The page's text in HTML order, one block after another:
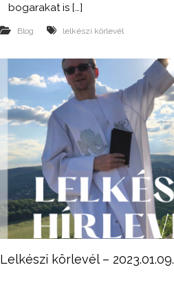
bogarakat is […]
Blog lelkészi körlevél
Lelkészi körlevél – 2023.01.09.